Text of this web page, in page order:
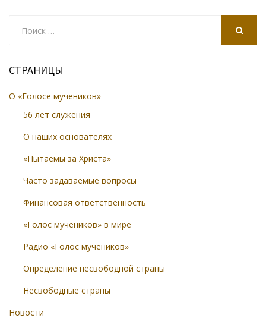
СТРАНИЦЫ
О «Голосе мучеников»
56 лет служения
О наших основателях
«Пытаемы за Христа»
Часто задаваемые вопросы
Финансовая ответственность
«Голос мучеников» в мире
Радио «Голос мучеников»
Определение несвободной страны
Несвободные страны
Новости